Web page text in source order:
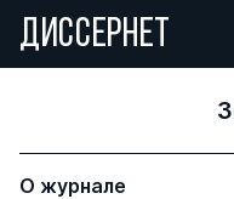
ДИССЕРНЕТ
О журнале